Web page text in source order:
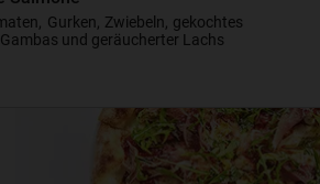
Gurken, Zwiebeln, gekochtes
und geräucherter Lachs